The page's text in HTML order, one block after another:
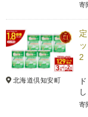
寄
北海道倶知安町
2
寄